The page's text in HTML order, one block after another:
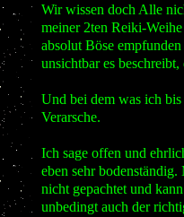
Wir wissen doch Alle
meiner 2ten Reiki-
absolut Böse
unsichtbar es
Und bei dem was ich
Verarsche.
Ich sage offen und
eben sehr
nicht gepachtet und
unbedingt auch der